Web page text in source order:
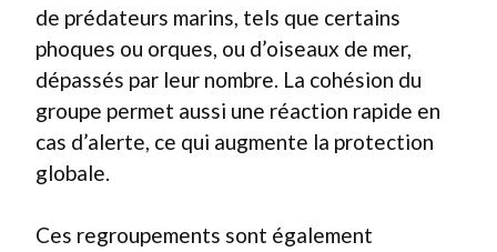
de prédateurs marins, tels que certains
phoques ou orques, ou d’oiseaux de mer,
dépassés par leur nombre. La cohésion du
groupe permet aussi une réaction rapide en
cas d’alerte, ce qui augmente la protection
globale.
Ces regroupements sont également